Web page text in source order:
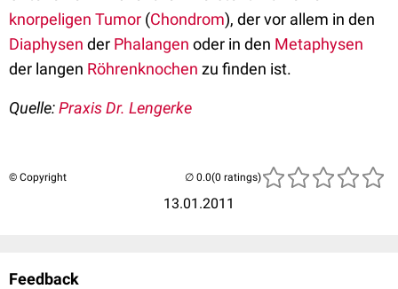
knorpeligen Tumor (Chondrom), der vor allem in den
Diaphysen der Phalangen oder in den Metaphysen
der langen Röhrenknochen zu finden ist.
Quelle:Praxis Dr. Lengerke
© Copyright
13.01.2011
(0 ratings)
Feedback